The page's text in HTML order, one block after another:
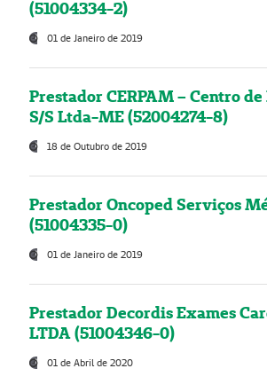
(51004334-2)
01 de Janeiro de 2019
Prestador CERPAM – Centro
S/S Ltda-ME (52004274-8)
18 de Outubro de 2019
Prestador Oncoped Serviços
(51004335-0)
01 de Janeiro de 2019
Prestador Decordis Exames
LTDA (51004346-0)
01 de Abril de 2020